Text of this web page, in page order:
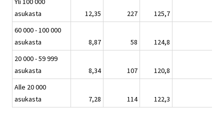
asukasta
12,35 227 125,7
60 000 - 100 000
asukasta
8,87 58 124,8
20 000 - 59 999
asukasta
8,34 107 120,8
Alle 20 000
asukasta
7,28 114 122,3